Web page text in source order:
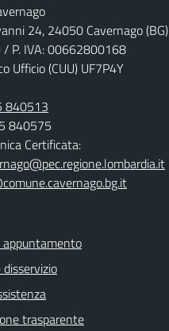
24, 24050 Cavernago (BG)
/ P. IVA: 00662800168
Ufficio (CUU) UF7P4Y
840513
840575
Certificata:
appuntamento
trasparente